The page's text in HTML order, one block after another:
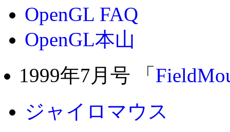
OpenGL FAQ
OpenGL本山
1999年7月号 「
ジャイロマウス